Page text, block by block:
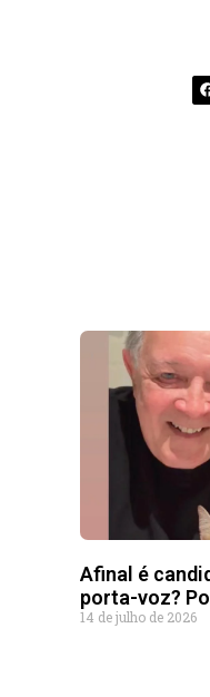
Afinal é
porta-voz?
14 de julho de 2026